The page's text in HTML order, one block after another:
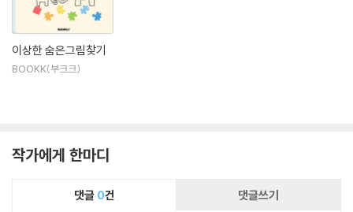
이상한 숨은그림찾기
BOOKK(부크크)
작가에게 한마디
댓글 0건 댓글쓰기